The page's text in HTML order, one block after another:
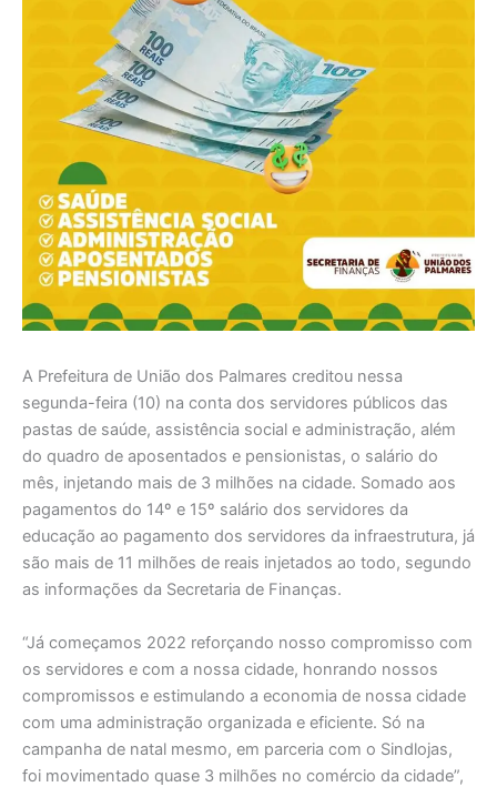
A Prefeitura de União dos Palmares creditou nessa
segunda-feira (10) na conta dos servidores públicos das
pastas de saúde, assistência social e administração, além
do quadro de aposentados e pensionistas, o salário do
mês, injetando mais de 3 milhões na cidade. Somado aos
pagamentos do 14º e 15º salário dos servidores da
educação ao pagamento dos servidores da infraestrutura, já
são mais de 11 milhões de reais injetados ao todo, segundo
as informações da Secretaria de Finanças.
“Já começamos 2022 reforçando nosso compromisso com
os servidores e com a nossa cidade, honrando nossos
compromissos e estimulando a economia de nossa cidade
com uma administração organizada e eficiente. Só na
campanha de natal mesmo, em parceria com o Sindlojas,
foi movimentado quase 3 milhões no comércio da cidade”,